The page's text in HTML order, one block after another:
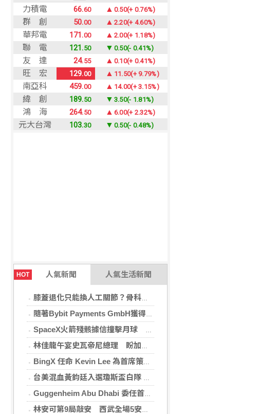
HOT 人氣新聞 人氣生活新聞
膝蓋退化只能換人工關節？骨科醫師解析「退化性關節炎」治療評估
隨著Bybit Payments GmbH獲得電子貨幣機構牌照，Bybit.eu進一步拓展其在歐洲的業務布局
SpaceX火箭殘骸據信撞擊月球 無即時畫面暫難確認
林佳龍午宴史瓦帝尼總理 盼加強各領域雙邊合作
BingX 任命 Kevin Lee 為首席策略長，加速推進多資產、以用戶為核心的發展願景
台美混血黃鈞廷入選瓊斯盃白隊 榮幸披台灣戰袍
Guggenheim Abu Dhabi 委任首任館長
林安可第9局敲安 西武全場5安遭羅德完封